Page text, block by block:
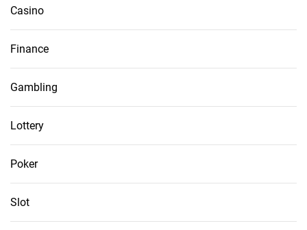
Casino
Finance
Gambling
Lottery
Poker
Slot